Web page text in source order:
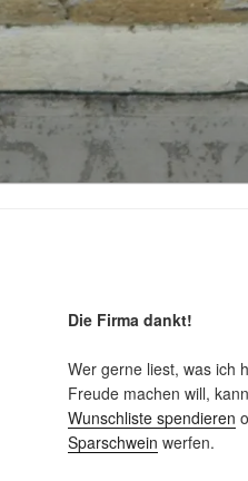
Die Firma dankt!
Wer gerne liest, was ich
Freude machen will,
Wunschliste spendieren
Sparschwein werfen.